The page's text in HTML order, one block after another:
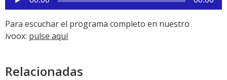
de
audio
Para escuchar el programa completo en nuestro
ivoox: pulse aquí
Relacionadas